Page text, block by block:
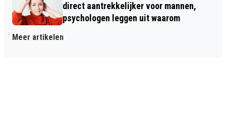
direct aantrekkelijker voor mannen,
psychologen leggen uit waarom
Meer artikelen